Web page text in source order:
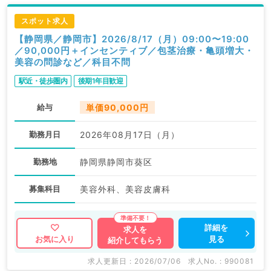
スポット求人
【静岡県／静岡市】2026/8/17（月）09:00〜19:00
／90,000円＋インセンティブ／包茎治療・亀頭増大・
美容の問診など／科目不問
駅近・徒歩圏内 後期1年目歓迎
給与 単価90,000円
勤務月日 2026年08月17日（月）
勤務地 静岡県静岡市葵区
募集科目 美容外科、美容皮膚科
お気に入り
求人を
紹介してもらう
詳細を
見る
求人更新日 : 2026/07/06 求人No. : 990081